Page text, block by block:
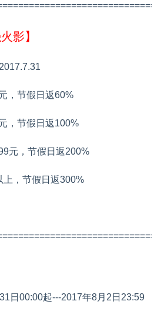
影】
，节假日返60%
，节假日返100%
元，节假日返200%
上，节假日返300%
日00:00起---2017年8月2日23:59